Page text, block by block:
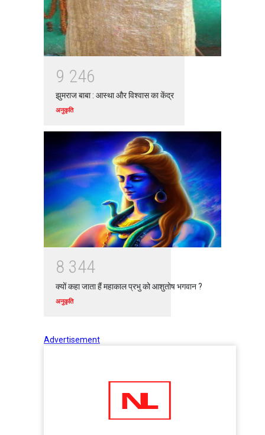
9 246
झुमराज बाबा : आस्था और विश्वास का केंद्र
अनुकृति
8 344
क्यों कहा जाता हैं महाकाल प्रभु को आशुतोष भगवान ?
अनुकृति
Advertisement